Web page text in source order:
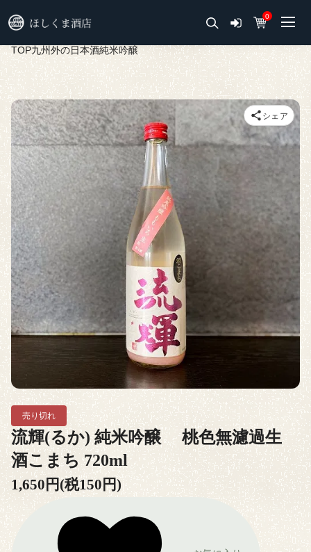
0
TOP九州外の日本酒純米吟醸
売り切れ
流輝(るか) 純米吟醸 桃色無濾過生
酒こまち 720ml
1,650円(税150円)
シェア